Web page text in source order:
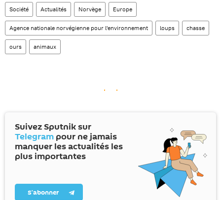
Société Actualités Norvège Europe
Agence nationale norvégienne pour l'environnement loups chasse
ours animaux
Suivez Sputnik sur
Telegram pour ne jamais
manquer les actualités les
plus importantes
S’abonner